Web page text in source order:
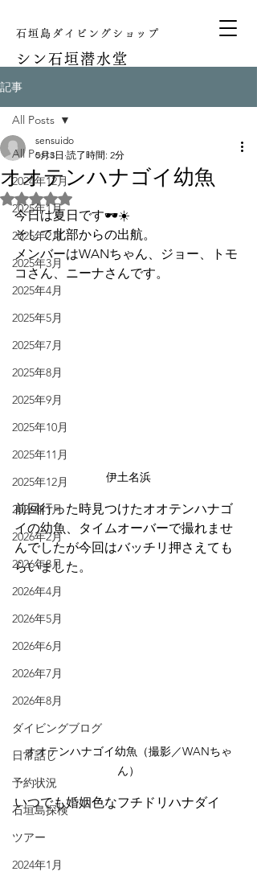
石垣島ダイビングショップ
シン石垣潜水堂
記事
All Posts
2024年12月
2025年1月
2025年2月
2025年3月
2025年4月
2025年5月
2025年7月
2025年8月
2025年9月
2025年10月
2025年11月
2025年12月
2026年1月
2026年2月
2026年3月
2026年4月
2026年5月
2026年6月
2026年7月
2026年8月
ダイビングブログ
日常話し
予約状況
石垣島探検
ツアー
2024年1月
All Posts
オオテンハナゴイ幼魚
sensuido
5月3日 読了時間: 2分
5つ星のうちNaNと評価されています。
今日は夏日です🕶️☀️
そして北部からの出航。
メンバーはWANちゃん、ジョー、トモ
コさん、ニーナさんです。
伊土名浜
前回行った時見つけたオオテンハナゴ
イの幼魚、タイムオーバーで撮れませ
んでしたが今回はバッチリ押さえても
らいました。
オオテンハナゴイ幼魚（撮影／WANちゃ
ん）
いつでも婚姻色なフチドリハナダイ